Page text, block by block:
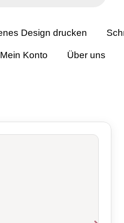
Design drucken
Mein Konto
Über uns